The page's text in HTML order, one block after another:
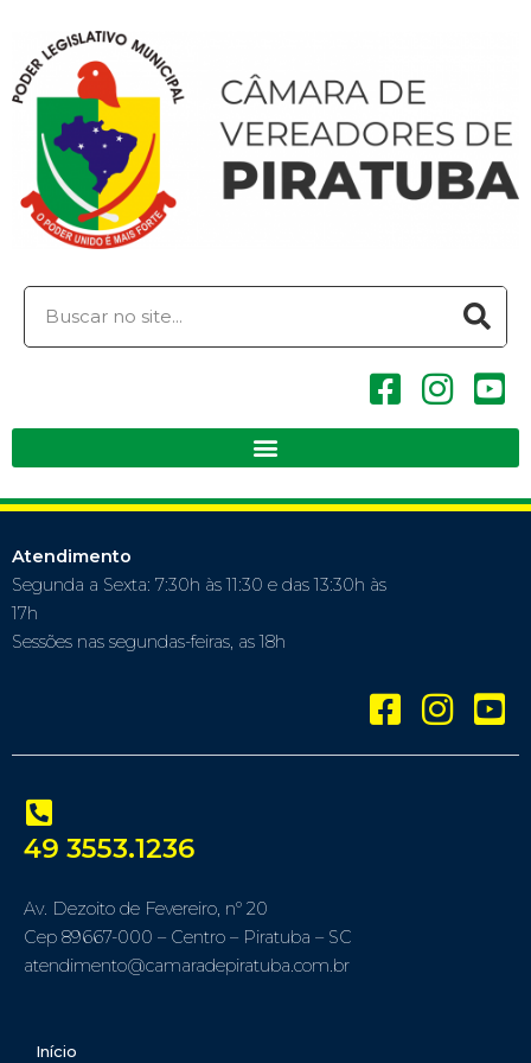
Atendimento
Segunda a Sexta: 7:30h às 11:30 e das 13:30h às
17h
Sessões nas segundas-feiras, as 18h
49 3553.1236
Av. Dezoito de Fevereiro, nº 20
Cep 89667-000 – Centro – Piratuba – SC
atendimento@camaradepiratuba.com.br
Início